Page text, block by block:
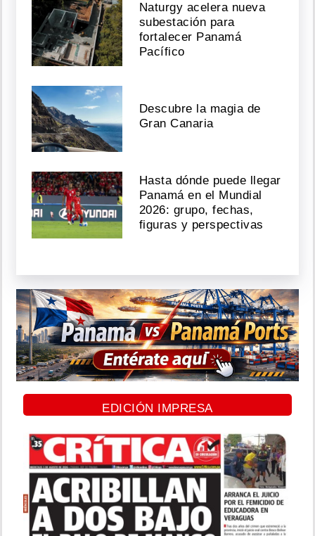
Naturgy acelera nueva
subestación para
fortalecer Panamá
Pacífico
Descubre la magia de
Gran Canaria
Hasta dónde puede llegar
Panamá en el Mundial
2026: grupo, fechas,
figuras y perspectivas
EDICIÓN IMPRESA